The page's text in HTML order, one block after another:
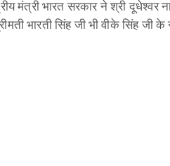
मंत्री भारत सरकार ने श्री
भारती सिंह जी भी वीके सिंह